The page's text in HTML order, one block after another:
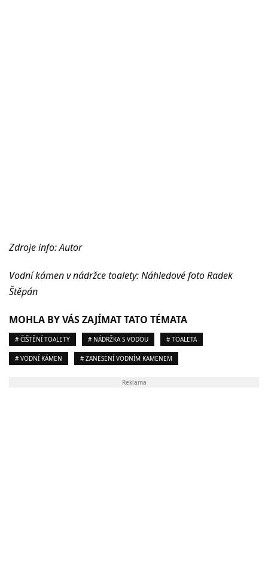
Zdroje info: Autor
Vodní kámen v nádržce toalety: Náhledové foto Radek
Štěpán
MOHLA BY VÁS ZAJÍMAT TATO TÉMATA
# ČIŠTĚNÍ TOALETY # NÁDRŽKA S VODOU # TOALETA
# VODNÍ KÁMEN # ZANESENÍ VODNÍM KAMENEM
Reklama